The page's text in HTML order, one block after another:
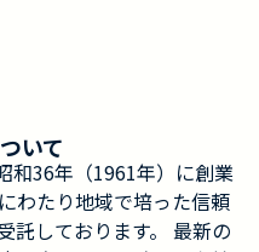
いて
和36年（1961年）に創業
わたり地域で培った信頼
託しております。 最新の